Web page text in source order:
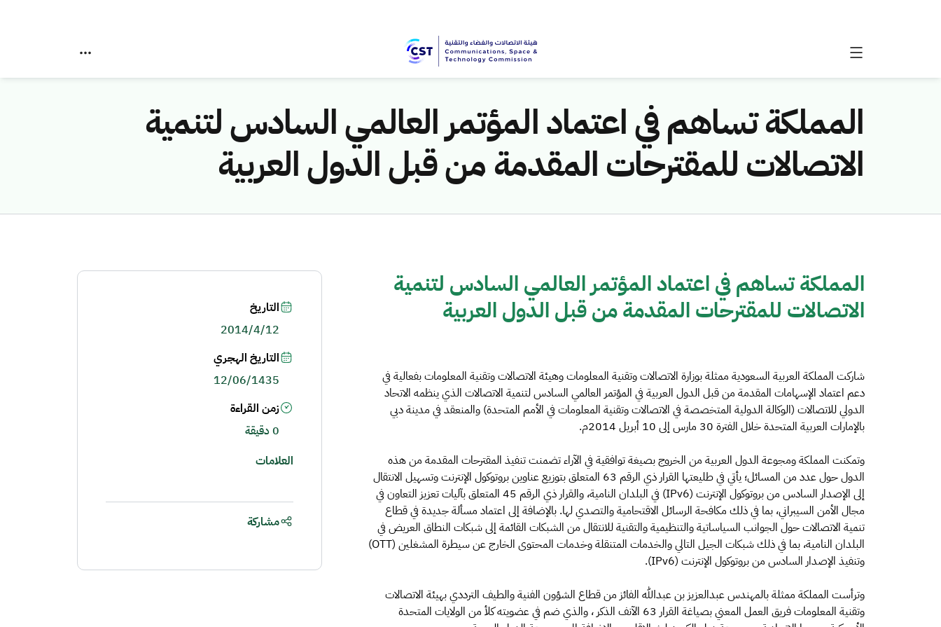
المملكة تساهم في اعتماد المؤتمر العالمي السادس لتنمية
الاتصالات للمقترحات المقدمة من قبل الدول العربية
المملكة تساهم في اعتماد المؤتمر العالمي السادس لتنمية
الاتصالات للمقترحات المقدمة من قبل الدول العربية
شاركت المملكة العربية السعودية ممثلة بوزارة الاتصالات وتقنية المعلومات وهيئة الاتصالات وتقنية المعلومات بفعالية في
دعم اعتماد الإسهامات المقدمة من قبل الدول العربية في المؤتمر العالمي السادس لتنمية الاتصالات الذي ينظمه الاتحاد
الدولي للاتصالات (الوكالة الدولية المتخصصة في الاتصالات وتقنية المعلومات في الأمم المتحدة) والمنعقد في مدينة دبي
بالإمارات العربية المتحدة خلال الفترة 30 مارس إلى 10 أبريل 2014م.
وتمكنت المملكة ومجوعة الدول العربية من الخروج بصيغة توافقية في الآراء تضمنت تنفيذ المقترحات المقدمة من هذه
الدول حول عدد من المسائل؛ يأتي في طليعتها القرار ذي الرقم 63 المتعلق بتوزيع عناوين بروتوكول الإنترنت وتسهيل الانتقال
إلى الإصدار السادس من بروتوكول الإنترنت (IPv6) في البلدان النامية، والقرار ذي الرقم 45 المتعلق بآليات تعزيز التعاون في
مجال الأمن السيبراني، بما في ذلك مكافحة الرسائل الاقتحامية والتصدي لها. بالإضافة إلى اعتماد مسألة جديدة في قطاع
تنمية الاتصالات حول الجوانب السياساتية والتنظيمية والتقنية للانتقال من الشبكات القائمة إلى شبكات النطاق العريض في
البلدان النامية، بما في ذلك شبكات الجيل التالي والخدمات المتنقلة وخدمات المحتوى الخارج عن سيطرة المشغلين (OTT)
وتنفيذ الإصدار السادس من بروتوكول الإنترنت (IPv6).
وترأست المملكة ممثلة بالمهندس عبدالعزيز بن عبدالله الفائز من قطاع الشؤون الفنية والطيف الترددي بهيئة الاتصالات
وتقنية المعلومات فريق العمل المعني بصياغة القرار 63 الآنف الذكر ، والذي ضم في عضويته كلأ من الولايات المتحدة
التاريخ
2014/4/12
التاريخ الهجري
12/06/1435
زمن القراءة
0 دقيقة
العلامات
مشاركة